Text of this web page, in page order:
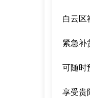
白云区
紧急补
可随时
享受贵